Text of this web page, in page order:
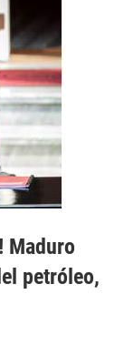
Maduro
petróleo,